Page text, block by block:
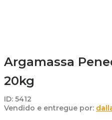
Argamassa
20kg
ID: 5412